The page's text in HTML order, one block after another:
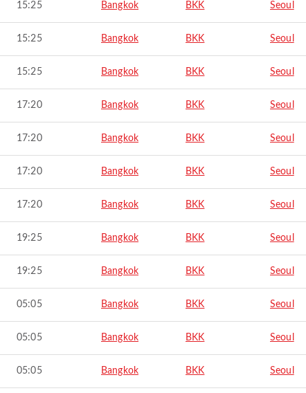
15:25 Bangkok BKK Seoul
15:25 Bangkok BKK Seoul
15:25 Bangkok BKK Seoul
17:20 Bangkok BKK Seoul
17:20 Bangkok BKK Seoul
17:20 Bangkok BKK Seoul
17:20 Bangkok BKK Seoul
19:25 Bangkok BKK Seoul
19:25 Bangkok BKK Seoul
05:05 Bangkok BKK Seoul
05:05 Bangkok BKK Seoul
05:05 Bangkok BKK Seoul